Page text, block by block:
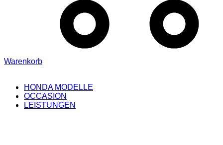
Warenkorb
HONDA MODELLE
OCCASION
LEISTUNGEN